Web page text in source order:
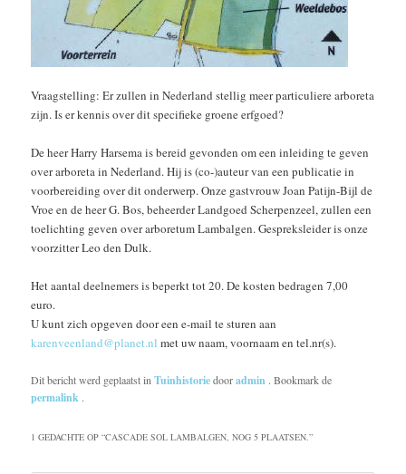
Vraagstelling: Er zullen in Nederland stellig meer particuliere arboreta
zijn. Is er kennis over dit specifieke groene erfgoed?
De heer Harry Harsema is bereid gevonden om een inleiding te geven
over arboreta in Nederland. Hij is (co-)auteur van een publicatie in
voorbereiding over dit onderwerp. Onze gastvrouw Joan Patijn-Bijl de
Vroe en de heer G. Bos, beheerder Landgoed Scherpenzeel, zullen een
toelichting geven over arboretum Lambalgen. Gespreksleider is onze
voorzitter Leo den Dulk.
Het aantal deelnemers is beperkt tot 20. De kosten bedragen 7,00
euro.
U kunt zich opgeven door een e-mail te sturen aan
karenveenland@planet.nl met uw naam, voornaam en tel.nr(s).
Dit bericht werd geplaatst inTuinhistoriedooradmin . Bookmark de
permalink .
1 GEDACHTE OP “CASCADE SOL LAMBALGEN, NOG 5 PLAATSEN.”